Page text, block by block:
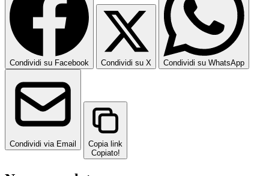
Condividi su Facebook Condividi su X Condividi su WhatsApp
Condividi via Email
Copia link
Copiato!